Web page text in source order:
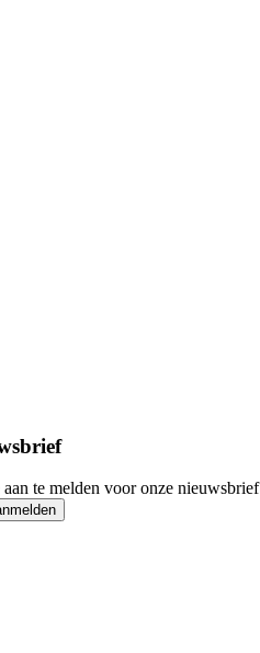
te melden voor onze nieuwsbrief